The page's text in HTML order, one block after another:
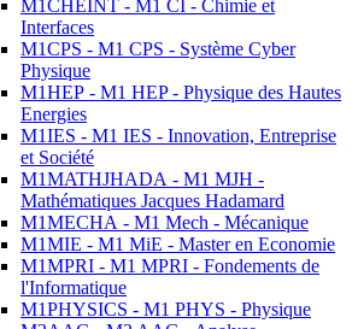
M1CHEINT - M1 CI - Chimie et
Interfaces
M1CPS - M1 CPS - Système Cyber
Physique
M1HEP - M1 HEP - Physique des Hautes
Energies
M1IES - M1 IES - Innovation, Entreprise
et Société
M1MATHJHADA - M1 MJH -
Mathématiques Jacques Hadamard
M1MECHA - M1 Mech - Mécanique
M1MIE - M1 MiE - Master en Economie
M1MPRI - M1 MPRI - Fondements de
l'Informatique
M1PHYSICS - M1 PHYS - Physique